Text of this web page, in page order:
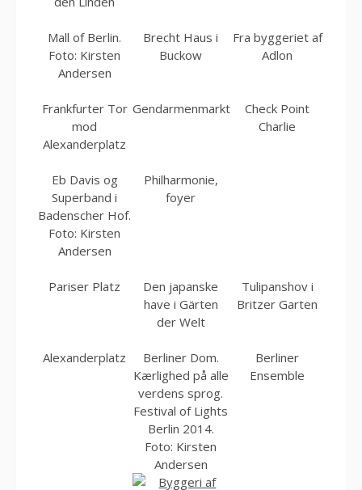
Mall of Berlin.
Foto: Kirsten
Andersen
Brecht Haus i
Buckow
Fra byggeriet af
Adlon
Frankfurter Tor
mod
Alexanderplatz
Gendarmenmarkt
Check Point
Charlie
Eb Davis og
Superband i
Badenscher Hof.
Foto: Kirsten
Andersen
Philharmonie,
foyer
Pariser Platz
Den japanske
have i Gärten
der Welt
Tulipanshov i
Britzer Garten
Alexanderplatz
Berliner Dom.
Kærlighed på alle
verdens sprog.
Festival of Lights
Berlin 2014.
Foto: Kirsten
Andersen
Berliner
Ensemble